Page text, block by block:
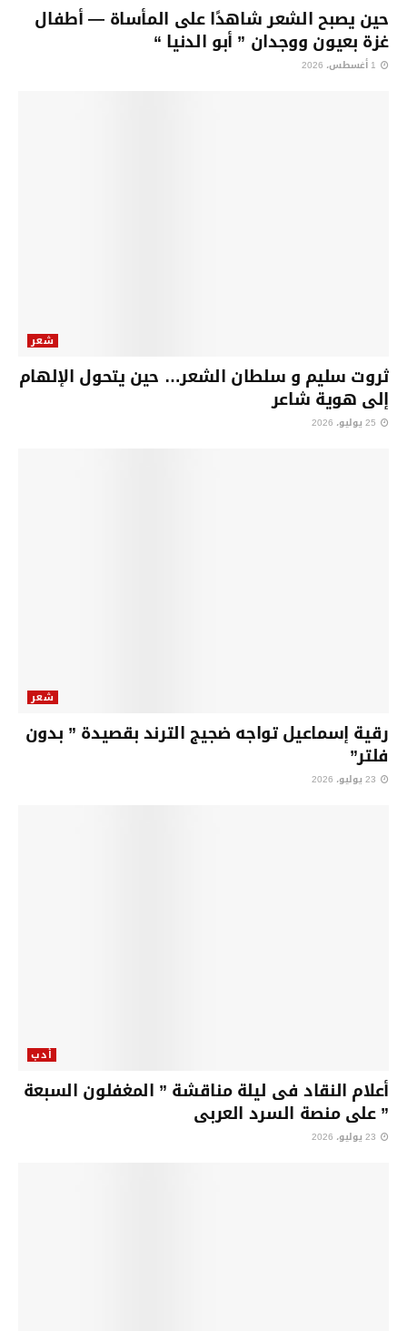
حين يصبح الشعر شاهدًا على المأساة — أطفال
غزة بعيون ووجدان ” أبو الدنيا “
شعر
ثروت سليم و سلطان الشعر… حين يتحول الإلهام
إلى هوية شاعر
شعر
رقية إسماعيل تواجه ضجيج الترند بقصيدة ” بدون
فلتر”
أدب
أعلام النقاد فى ليلة مناقشة ” المغفلون السبعة
” على منصة السرد العربى